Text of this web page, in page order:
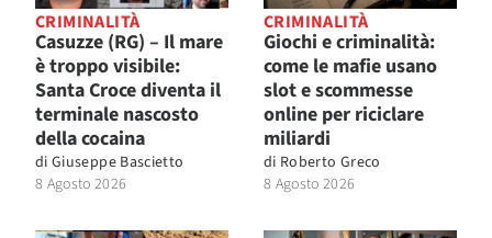
CRIMINALITÀ
Casuzze (RG) – Il mare
è troppo visibile:
Santa Croce diventa il
terminale nascosto
della cocaina
di Giuseppe Bascietto
8 Agosto 2026
CRIMINALITÀ
Giochi e criminalità:
come le mafie usano
slot e scommesse
online per riciclare
miliardi
di Roberto Greco
8 Agosto 2026